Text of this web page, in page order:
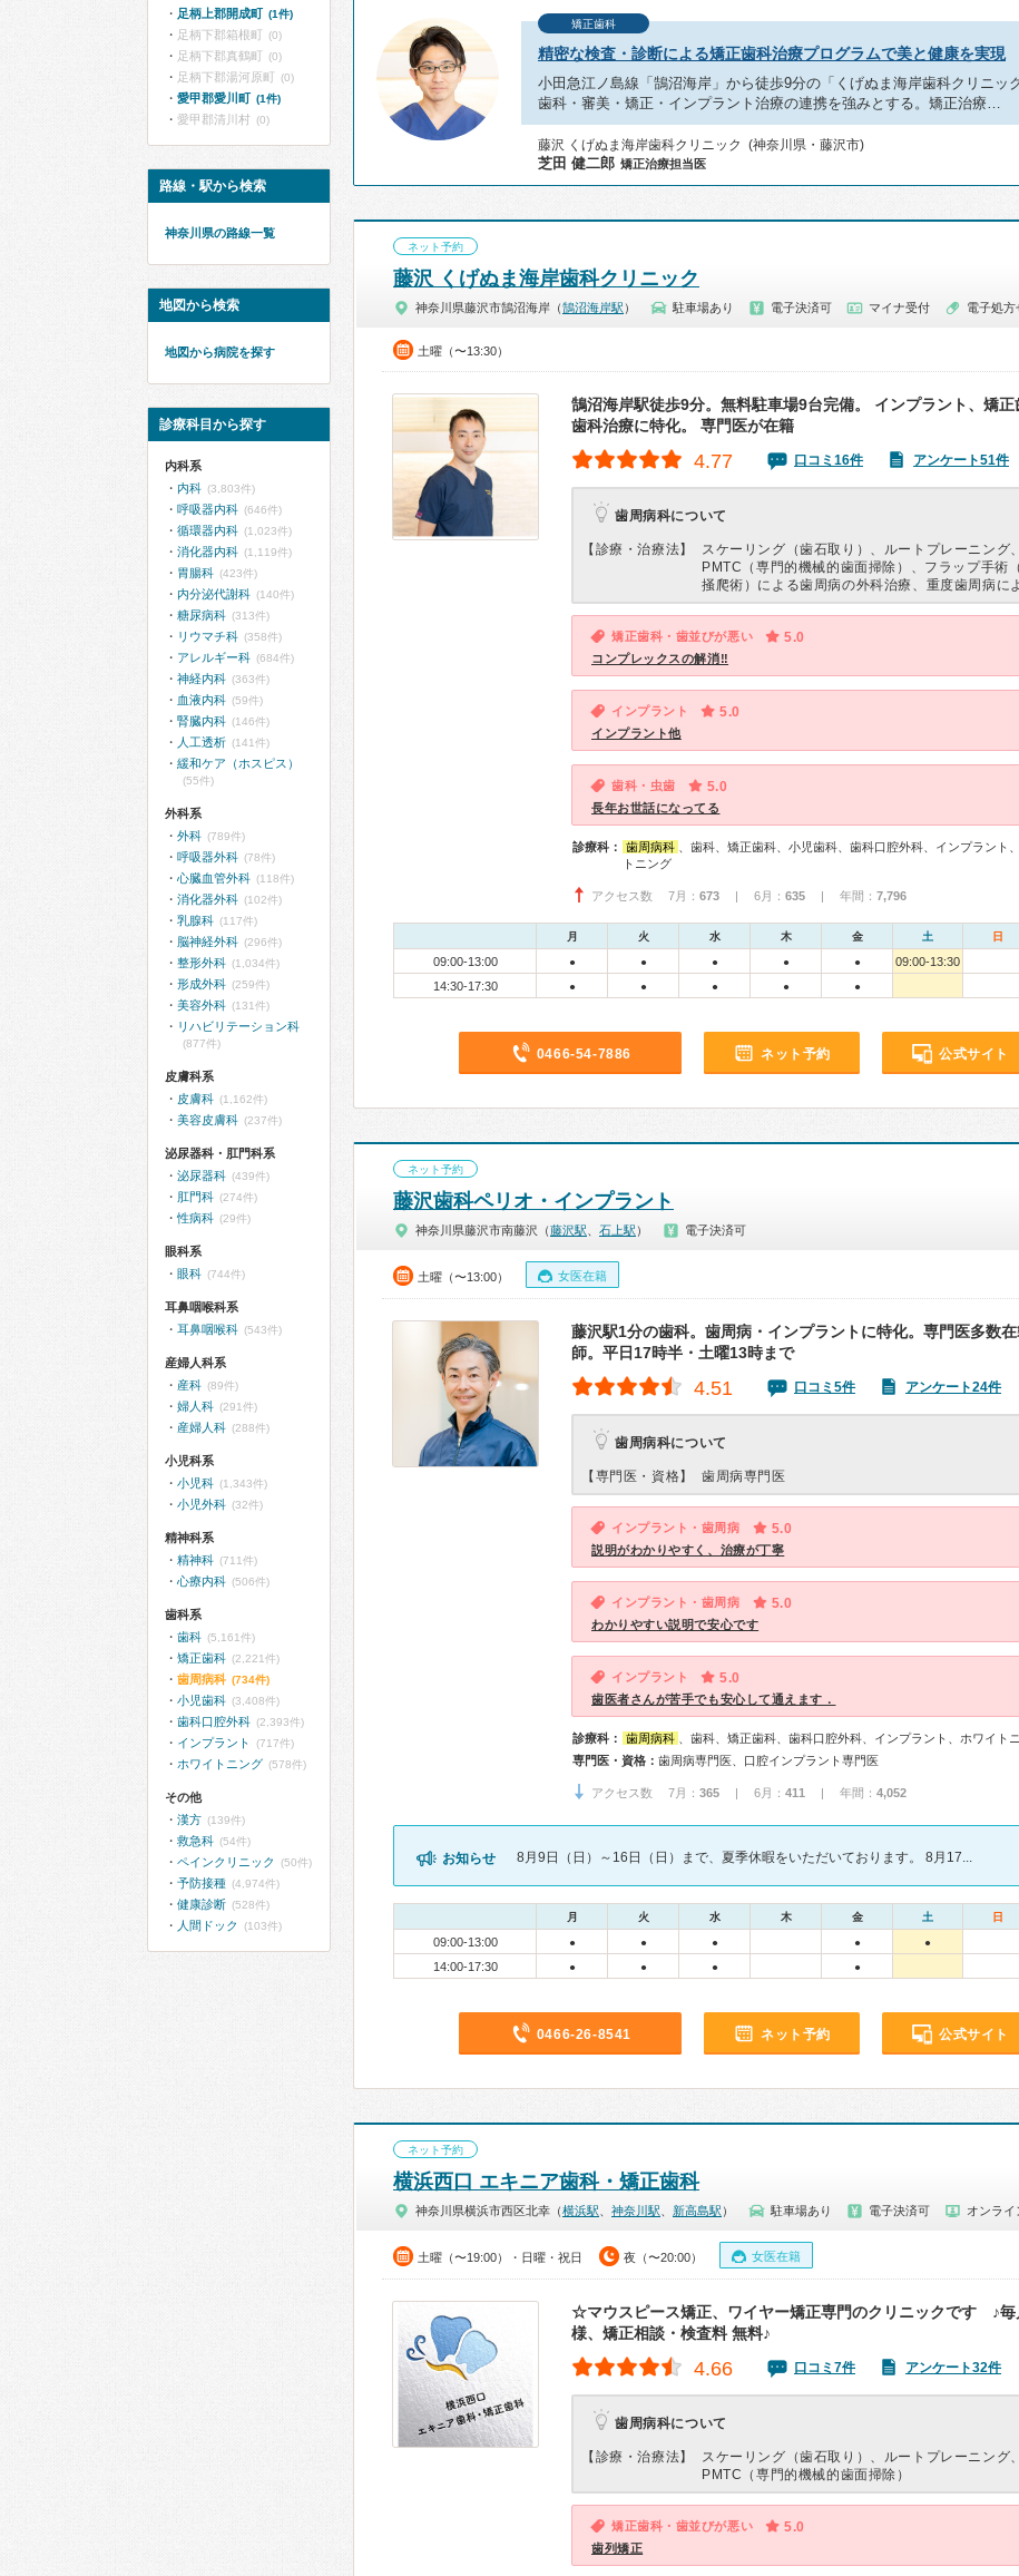
矯正歯科
精密な検査・診断による矯正歯科治療プログラムで美と健康を実現
小田急江ノ島線「鵠沼海岸」から徒歩9分の「くげぬま海岸歯科クリニッ
歯科・審美・矯正・インプラント治療の連携を強みとする。矯正治療…
藤沢 くげぬま海岸歯科クリニック (神奈川県・藤沢市)
芝田 健二郎 矯正治療担当医
ネット予約
藤沢 くげぬま海岸歯科クリニック
神奈川県藤沢市鵠沼海岸（鵠沼海岸駅 ） 駐車場あり 電子決済可 マイナ受付 電子処方
土曜（〜13:30）
鵠沼海岸駅徒歩9分。無料駐車場9台完備。 インプラント、矯正
歯科治療に特化。 専門医が在籍
4.77 口コミ16件 アンケート51件
歯周病科について
【診療・治療法】
スケーリング（歯石取り）、ルートプレーニング、
PMTC（専門的機械的歯面掃除）、フラップ手術
掻爬術）による歯周病の外科治療、重度歯周病に
矯正歯科・歯並びが悪い 5.0
コンプレックスの解消‼️
インプラント 5.0
インプラント他
歯科・虫歯 5.0
長年お世話になってる
診療科： 歯周病科
、歯科、矯正歯科、小児歯科、歯科口腔外科、インプラント
トニング
アクセス数 7月： 673 | 6月： 635 | 年間： 7,796
月 火 水 木 金 土 日
09:00-13:00 ● ● ● ● ●
09:00-13:30
14:30-17:30
● ● ● ● ●
0466-54-7886 ネット予約 公式サイト
ネット予約
藤沢歯科ペリオ・インプラント
神奈川県藤沢市南藤沢（藤沢駅 石上駅 ） 電子決済可
土曜（〜13:00） 女医在籍
藤沢駅1分の歯科。歯周病・インプラントに特化。専門医多数
師。平日17時半・土曜13時まで
4.51 口コミ5件 アンケート24件
歯周病科について
【専門医・資格】 歯周病専門医
インプラント・歯周病 5.0
説明がわかりやすく、治療が丁寧
インプラント・歯周病 5.0
わかりやすい説明で安心です
インプラント 5.0
歯医者さんが苦手でも安心して通えます．
診療科： 歯周病科
、歯科、矯正歯科、歯科口腔外科、インプラント、ホワイト
専門医・資格： 歯周病専門医、口腔インプラント専門医
アクセス数 7月： 365 | 6月： 411 | 年間： 4,052
お知らせ 8月9日（日）～16日（日）まで、夏季休暇をいただいております。 8月17...
月 火 水 木 金 土 日
09:00-13:00 ● ● ● ● ●
14:00-17:30 ● ● ● ●
0466-26-8541 ネット予約 公式サイト
ネット予約
横浜西口 エキニア歯科・矯正歯科
神奈川県横浜市西区北幸（横浜駅 神奈川駅 新高島駅 ） 駐車場あり 電子決済可 オンラ
土曜（〜19:00）・日曜・祝日 夜（〜20:00） 女医在籍
☆マウスピース矯正、ワイヤー矯正専門のクリニックです ♪毎
様、矯正相談・検査料 無料♪
4.66 口コミ7件 アンケート32件
歯周病科について
【診療・治療法】
スケーリング（歯石取り）、ルートプレーニング、
PMTC（専門的機械的歯面掃除）
矯正歯科・歯並びが悪い 5.0
歯列矯正
足柄上郡開成町 (1件)
足柄下郡箱根町 (0)
足柄下郡真鶴町 (0)
足柄下郡湯河原町 (0)
愛甲郡愛川町 (1件)
愛甲郡清川村 (0)
路線・駅から検索
神奈川県の路線一覧
地図から検索
地図から病院を探す
診療科目から探す
内科系
内科 (3,803件)
呼吸器内科 (646件)
循環器内科 (1,023件)
消化器内科 (1,119件)
胃腸科 (423件)
内分泌代謝科 (140件)
糖尿病科 (313件)
リウマチ科 (358件)
アレルギー科 (684件)
神経内科 (363件)
血液内科 (59件)
腎臓内科 (146件)
人工透析 (141件)
緩和ケア（ホスピス）
(55件)
外科系
外科 (789件)
呼吸器外科 (78件)
心臓血管外科 (118件)
消化器外科 (102件)
乳腺科 (117件)
脳神経外科 (296件)
整形外科 (1,034件)
形成外科 (259件)
美容外科 (131件)
リハビリテーション科
(877件)
皮膚科系
皮膚科 (1,162件)
美容皮膚科 (237件)
泌尿器科・肛門科系
泌尿器科 (439件)
肛門科 (274件)
性病科 (29件)
眼科系
眼科 (744件)
耳鼻咽喉科系
耳鼻咽喉科 (543件)
産婦人科系
産科 (89件)
婦人科 (291件)
産婦人科 (288件)
小児科系
小児科 (1,343件)
小児外科 (32件)
精神科系
精神科 (711件)
心療内科 (506件)
歯科系
歯科 (5,161件)
矯正歯科 (2,221件)
歯周病科 (734件)
小児歯科 (3,408件)
歯科口腔外科 (2,393件)
インプラント (717件)
ホワイトニング (578件)
その他
漢方 (139件)
救急科 (54件)
ペインクリニック (50件)
予防接種 (4,974件)
健康診断 (528件)
人間ドック (103件)